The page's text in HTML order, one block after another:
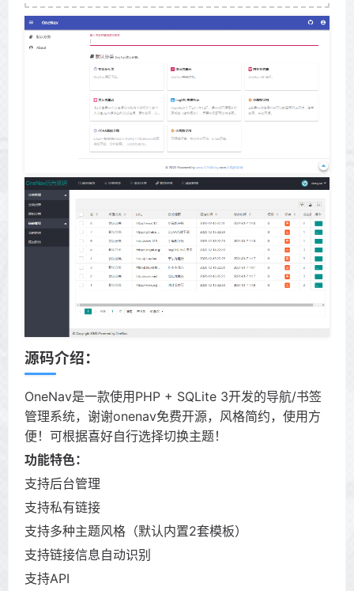
源码介绍：
OneNav是一款使用PHP + SQLite 3开发的导航/书签
管理系统，谢谢onenav免费开源，风格简约，使用方
便！可根据喜好自行选择切换主题！
功能特色：
支持后台管理
支持私有链接
支持多种主题风格（默认内置2套模板）
支持链接信息自动识别
支持API